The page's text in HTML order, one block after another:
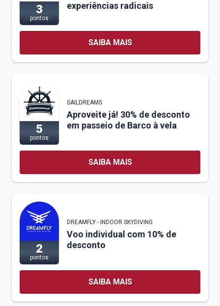
3
pontos
experiências radicais
SAIBA MAIS
5
pontos
SAILDREAMS
Aproveite já! 30% de desconto
em passeio de Barco à vela
SAIBA MAIS
2
pontos
DREAMFLY - INDOOR SKYDIVING
Voo individual com 10% de
desconto
SAIBA MAIS